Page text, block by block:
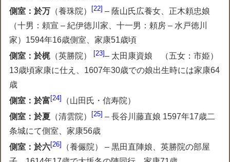
側室：於万 （養珠院） 22 – 蔭山氏広養女、正木頼忠娘
（十男：頼宣 – 紀伊徳川家、十一男：頼房 – 水戸徳川
家）1594年16歳側室、家康51歳頃
側室：於梶 （英勝院） 23 – 太田康資娘 （五女：市姫）
13歳頃家康に仕え、1607年30歳での娘出生時には家康64
歳
側室：於富 24
（山田氏・信寿院）
側室：於夏 （清雲院） 25 – 長谷川藤直娘 1597年17歳二
条城にて側室、家康56歳
側室：於六 26
（養儼院） – 黒田直陣娘、英勝院の部屋